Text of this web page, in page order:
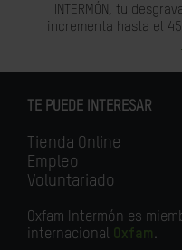
INTERMÓN, tu
incrementa hasta el
TE PUEDE INTERESAR
Tienda Online
Empleo
Voluntariado
Oxfam Intermón es
internacional Oxfam.